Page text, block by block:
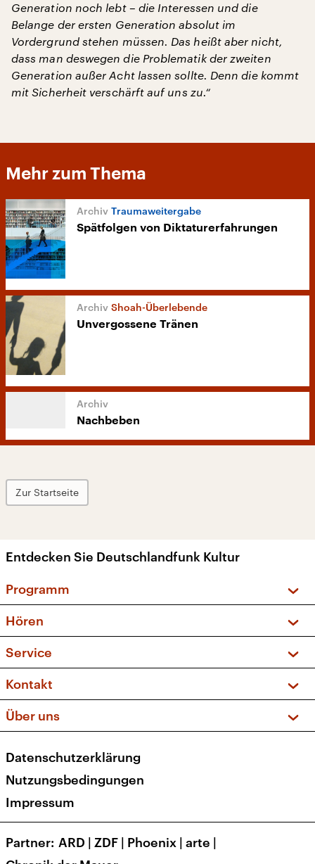
Generation noch lebt – die Interessen und die
Belange der ersten Generation absolut im
Vordergrund stehen müssen. Das heißt aber nicht,
dass man deswegen die Problematik der zweiten
Generation außer Acht lassen sollte. Denn die kommt
mit Sicherheit verschärft auf uns zu.“
Mehr zum Thema
Traumaweitergabe
Spätfolgen von Diktaturerfahrungen
Shoah-Überlebende
Unvergossene Tränen
Nachbeben
Zur Startseite
Entdecken Sie Deutschlandfunk Kultur
Programm
Sendungen und Podcasts
Musikliste
Kakadu – Das Kinderprogramm
Hören
Frequenzen (UKW + DAB+)
Service
FAQ
Apps
Newsletter
Veranstaltungen
Kontakt
Social Media
Über uns
Presse
Karriere
Transparenz
Datenschutzerklärung
Nutzungsbedingungen
Impressum
Partner ARD | ZDF | Phoenix | arte |